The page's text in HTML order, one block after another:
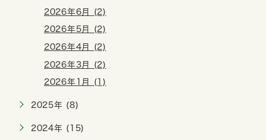
2026年6月 (2)
2026年5月 (2)
2026年4月 (2)
2026年3月 (2)
2026年1月 (1)
2025年 (8)
2024年 (15)